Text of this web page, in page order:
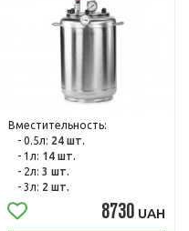
Вместительность:
- 0.5л: 24 шт.
- 1л: 14 шт.
- 2л: 3 шт.
- 3л: 2 шт.
8730 UAH